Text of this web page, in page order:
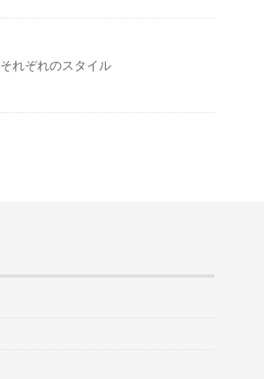
それぞれのスタイル